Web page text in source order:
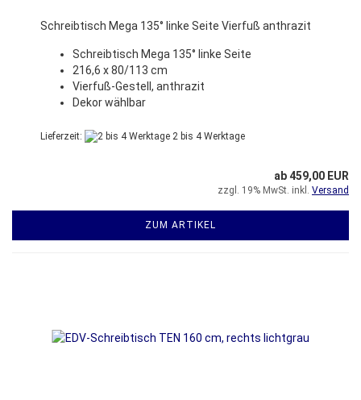
Schreibtisch Mega 135° linke Seite Vierfuß anthrazit
Schreibtisch Mega 135° linke Seite
216,6 x 80/113 cm
Vierfuß-Gestell, anthrazit
Dekor wählbar
Lieferzeit: 2 bis 4 Werktage
ab 459,00 EUR
zzgl. 19% MwSt. inkl. Versand
ZUM ARTIKEL